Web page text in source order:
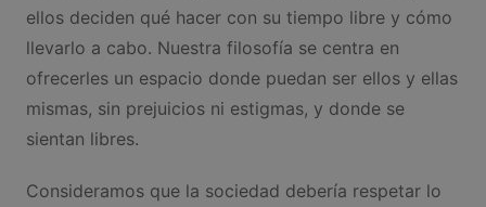
ellos deciden qué hacer con su tiempo libre y cómo
llevarlo a cabo. Nuestra filosofía se centra en
ofrecerles un espacio donde puedan ser ellos y ellas
mismas, sin prejuicios ni estigmas, y donde se
sientan libres.
Consideramos que la sociedad debería respetar lo